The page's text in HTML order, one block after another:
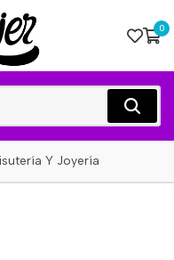
0
Y Joyería